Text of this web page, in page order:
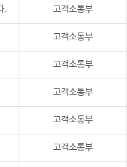
. 고객소통부
고객소통부
고객소통부
고객소통부
고객소통부
고객소통부